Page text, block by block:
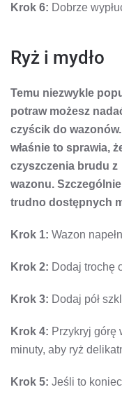
Krok 6: Dobrze
Ryż i mydło
Temu niezwykle
potraw możesz
czyścik do
właśnie to sprawia,
czyszczenia brudu z
wazonu.
trudno dostępnych
Krok 1: Wazon
Krok 2: Dodaj trochę
Krok 3: Dodaj pół
Krok 4: Przykryj górę
minuty, aby ryż
Krok 5: Jeśli to